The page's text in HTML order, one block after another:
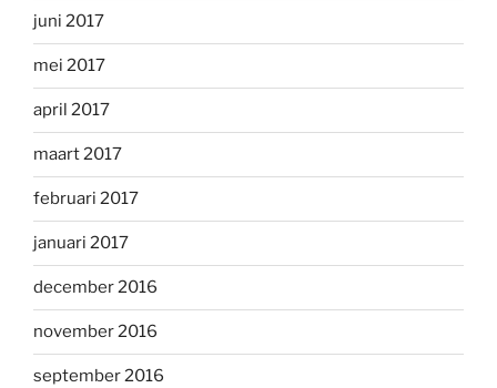
juni 2017
mei 2017
april 2017
maart 2017
februari 2017
januari 2017
december 2016
november 2016
september 2016